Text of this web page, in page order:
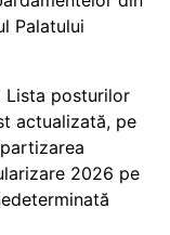
Palatului
Lista posturilor
actualizată, pe
2026 pe